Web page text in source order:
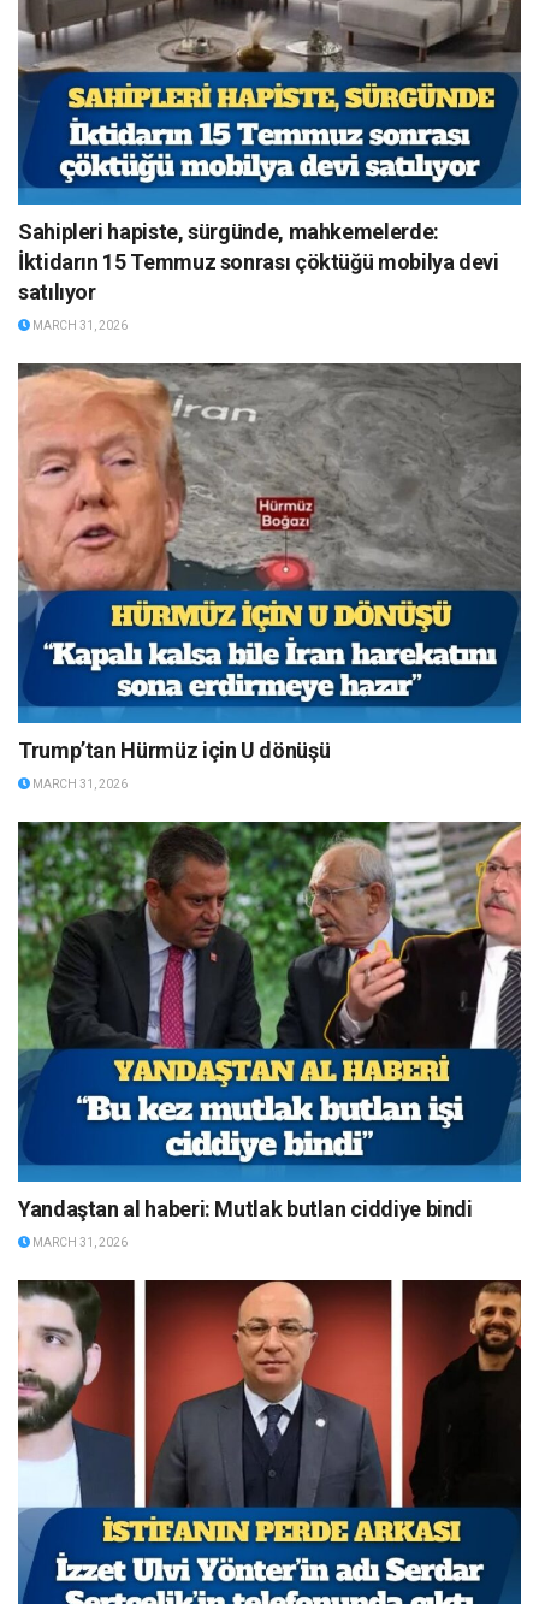
Sahipleri hapiste, sürgünde, mahkemelerde:
İktidarın 15 Temmuz sonrası çöktüğü mobilya devi
satılıyor
MARCH 31, 2026
Trump’tan Hürmüz için U dönüşü
MARCH 31, 2026
Yandaştan al haberi: Mutlak butlan ciddiye bindi
MARCH 31, 2026